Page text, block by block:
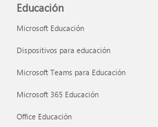
Educación
Microsoft Educación
Dispositivos para educación
Microsoft Teams para Educación
Microsoft 365 Educación
Office Educación